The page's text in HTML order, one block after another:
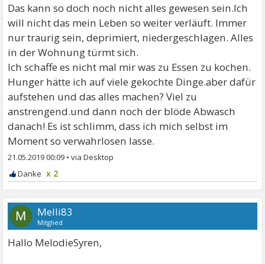
Das kann so doch noch nicht alles gewesen sein.Ich
will nicht das mein Leben so weiter verläuft. Immer
nur traurig sein, deprimiert, niedergeschlagen. Alles
in der Wohnung türmt sich.
Ich schaffe es nicht mal mir was zu Essen zu kochen.
Hunger hätte ich auf viele gekochte Dinge.aber dafür
aufstehen und das alles machen? Viel zu
anstrengend.und dann noch der blöde Abwasch
danach! Es ist schlimm, dass ich mich selbst im
Moment so verwahrlosen lasse.
21.05.2019 00:09 •
x 2
M Melli83
Mitglied
Hallo MelodieSyren,